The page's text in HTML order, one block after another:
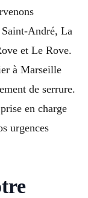
André, La
et Le Rove.
à Marseille
de serrure.
en charge
urgences